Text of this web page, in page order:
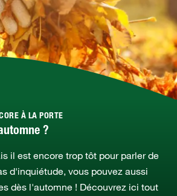
À LA PORTE
?
il est encore trop tôt pour parler de
d'inquiétude, vous pouvez aussi
dès l'automne ! Découvrez ici tout